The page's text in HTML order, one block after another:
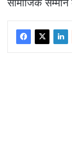
सामाजिक